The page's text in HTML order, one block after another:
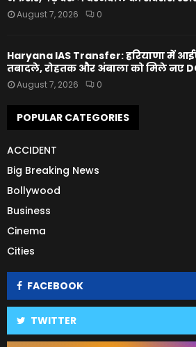
August 7, 2026 0
Haryana IAS Transfer: हरियाणा में
तबादले, रोहतक और अंबाला को मिले नए
August 7, 2026 0
POPULAR CATEGORIES
ACCIDENT
Big Breaking News
Bollywood
Business
Cinema
Cities
FACEBOOK
TWITTER